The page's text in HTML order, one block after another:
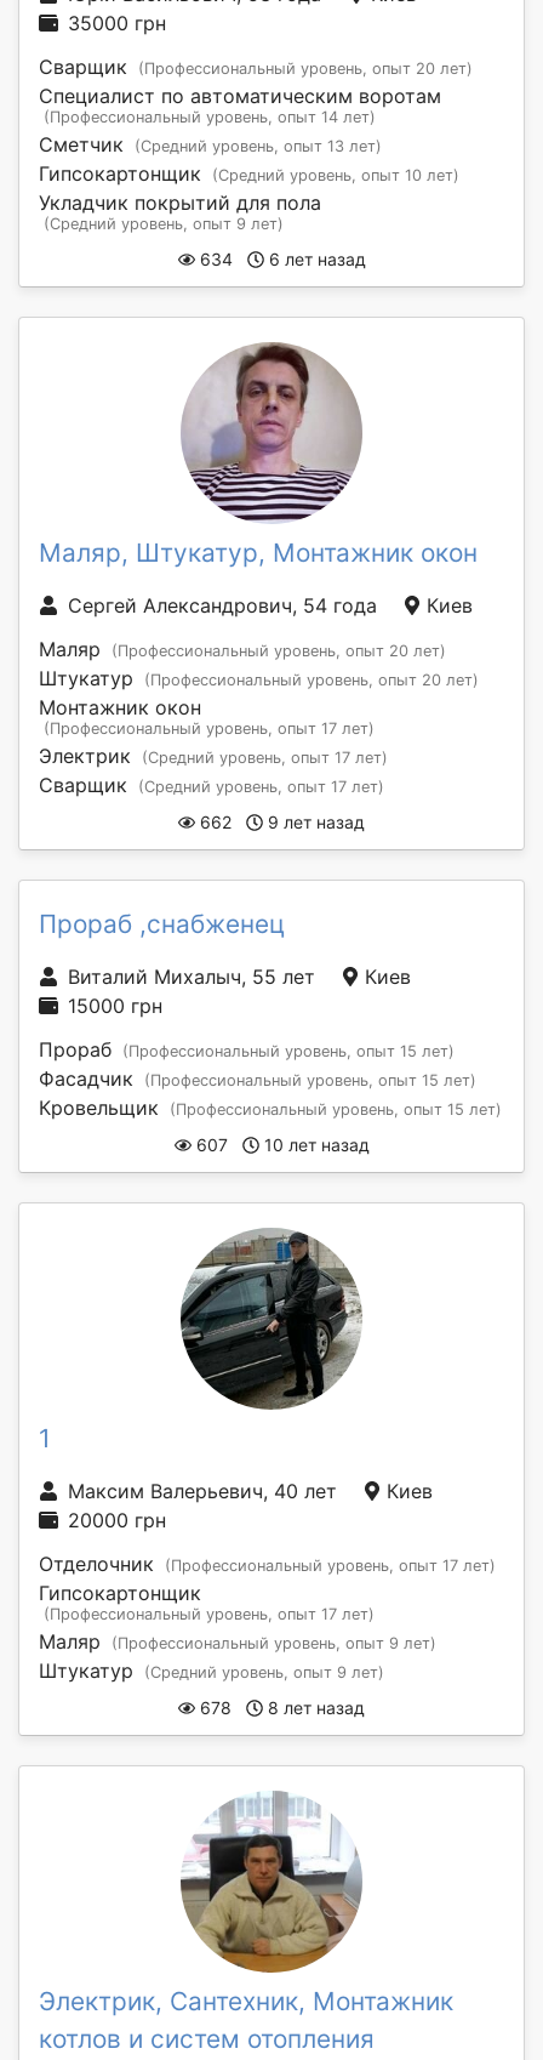
35000 грн
Сварщик
(Профессиональный уровень, опыт 20 лет)
Специалист по автоматическим воротам
(Профессиональный уровень, опыт 14 лет)
Сметчик (Средний уровень, опыт 13 лет)
Гипсокартонщик (Средний уровень, опыт 10 лет)
Укладчик покрытий для пола
(Средний уровень, опыт 9 лет)
634 6 лет назад
Маляр, Штукатур, Монтажник окон
Сергей Александрович, 54 года
Киев
Маляр
(Профессиональный уровень, опыт 20 лет)
Штукатур (Профессиональный уровень, опыт 20 лет)
Монтажник окон
(Профессиональный уровень, опыт 17 лет)
Электрик (Средний уровень, опыт 17 лет)
Сварщик (Средний уровень, опыт 17 лет)
662 9 лет назад
Прораб ,снабженец
Виталий Михалыч, 55 лет
Киев
15000 грн
Прораб
(Профессиональный уровень, опыт 15 лет)
Фасадчик (Профессиональный уровень, опыт 15 лет)
Кровельщик (Профессиональный уровень, опыт 15 лет)
607 10 лет назад
1
Максим Валерьевич, 40 лет
Киев
20000 грн
Отделочник
(Профессиональный уровень, опыт 17 лет)
Гипсокартонщик
(Профессиональный уровень, опыт 17 лет)
Маляр (Профессиональный уровень, опыт 9 лет)
Штукатур (Средний уровень, опыт 9 лет)
678 8 лет назад
Электрик, Сантехник, Монтажник
котлов и систем отопления